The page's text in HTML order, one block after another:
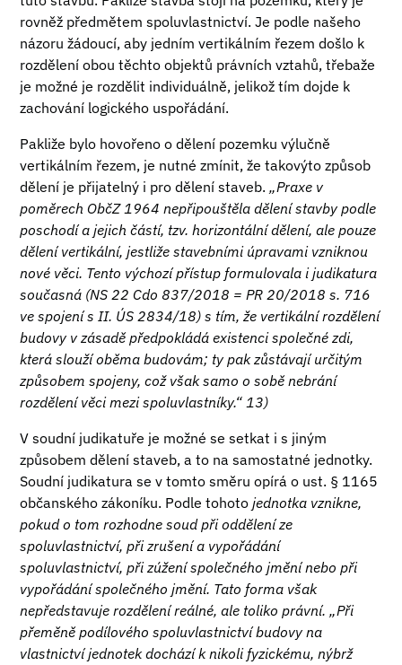
rovněž předmětem spoluvlastnictví. Je podle našeho
názoru žádoucí, aby jedním vertikálním řezem došlo k
rozdělení obou těchto objektů právních vztahů, třebaže
je možné je rozdělit individuálně, jelikož tím dojde k
zachování logického uspořádání.
Pakliže bylo hovořeno o dělení pozemku výlučně
vertikálním řezem, je nutné zmínit, že takovýto způsob
dělení je přijatelný i pro dělení staveb.„Praxe v
poměrech ObčZ 1964 nepřipouštěla dělení stavby podle
poschodí a jejich částí, tzv. horizontální dělení, ale pouze
dělení vertikální, jestliže stavebními úpravami vzniknou
nové věci. Tento výchozí přístup formulovala i judikatura
současná (NS 22 Cdo 837/2018 = PR 20/2018 s. 716
ve spojení s II. ÚS 2834/18) s tím, že vertikální rozdělení
budovy v zásadě předpokládá existenci společné zdi,
která slouží oběma budovám; ty pak zůstávají určitým
způsobem spojeny, což však samo o sobě nebrání
rozdělení věci mezi spoluvlastníky.“ 13)
V soudní judikatuře je možné se setkat i s jiným
způsobem dělení staveb, a to na samostatné jednotky.
Soudní judikatura se v tomto směru opírá o ust. § 1165
občanského zákoníku. Podle tohotojednotka vznikne,
pokud o tom rozhodne soud při oddělení ze
spoluvlastnictví, při zrušení a vypořádání
spoluvlastnictví, při zúžení společného jmění nebo při
vypořádání společného jmění. Tato forma však
nepředstavuje rozdělení reálné, ale toliko právní. „Při
přeměně podílového spoluvlastnictví budovy na
vlastnictví jednotek dochází k nikoli fyzickému, nýbrž